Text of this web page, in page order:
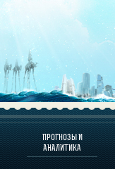
ПРОГНОЗЫ И
АНАЛИТИКА